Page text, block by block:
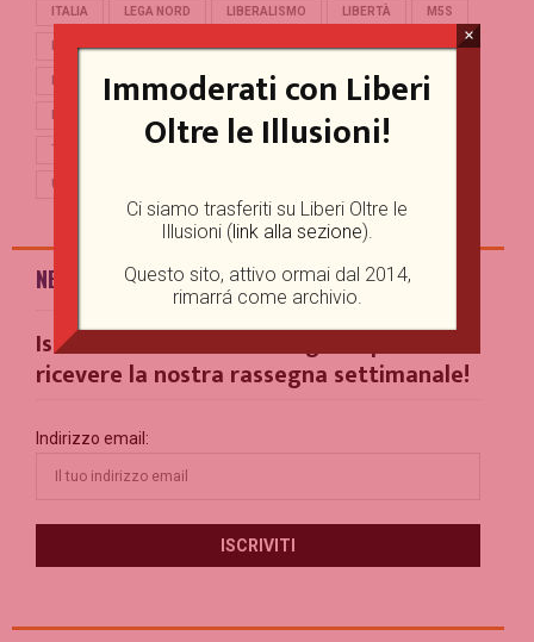
ITALIA LEGA NORD LIBERALISMO LIBERTÀ M5S
MERKEL OCCIDENTE PD POLITICA POPULISMO
REFERENDUM RENZI REPUBBLICA
SALVINI SCUOLA STORIA TERRORISMO
TRUMP
UNIONE EUROPEA
NEWSLETTER
Iscriviti alla nostra Mailing List per
ricevere la nostra rassegna settimanale!
Indirizzo email:
Immoderati con Liberi
Oltre le Illusioni!
Ci siamo trasferiti su Liberi Oltre le
Illusioni (link alla sezione).
Questo sito, attivo ormai dal 2014,
rimarrá come archivio.
×